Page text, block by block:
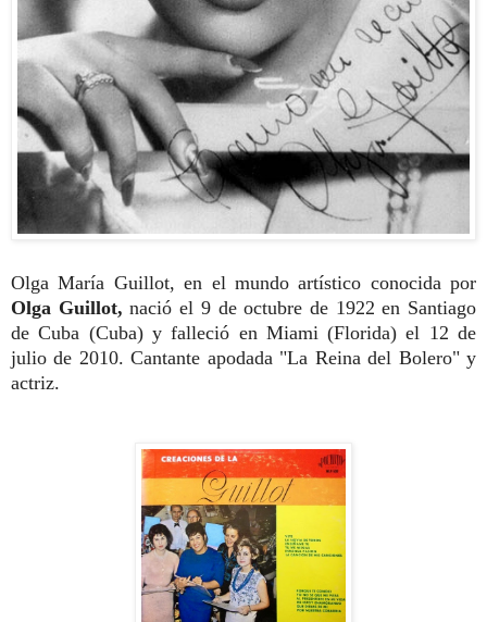
Olga María Guillot, en el mundo artístico conocida por
Olga Guillot, nació el 9 de octubre de 1922 en Santiago
de Cuba (Cuba) y falleció en Miami (Florida) el 12 de
julio de 2010. Cantante apodada "La Reina del Bolero" y
actriz.